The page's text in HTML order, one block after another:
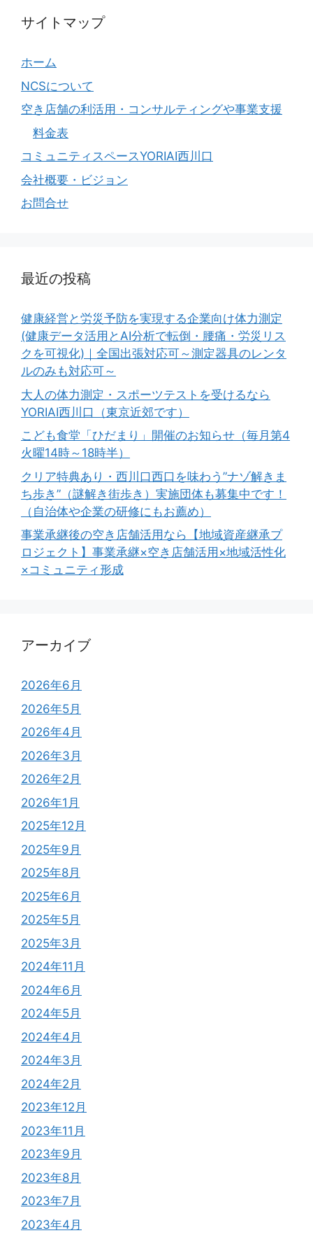
サイトマップ
ホーム
NCSについて
空き店舗の利活用・コンサルティングや事業支援
料金表
コミュニティスペースYORIAI西川口
会社概要・ビジョン
お問合せ
最近の投稿
健康経営と労災予防を実現する企業向け体力測定
(健康データ活用とAI分析で転倒・腰痛・労災リス
クを可視化)｜全国出張対応可～測定器具のレンタ
ルのみも対応可～
大人の体力測定・スポーツテストを受けるなら
YORIAI西川口（東京近郊です）
こども食堂「ひだまり」開催のお知らせ（毎月第4
火曜14時～18時半）
クリア特典あり・西川口西口を味わう”ナゾ解きま
ち歩き”（謎解き街歩き）実施団体も募集中です！
（自治体や企業の研修にもお薦め）
事業承継後の空き店舗活用なら【地域資産継承プ
ロジェクト】事業承継×空き店舗活用×地域活性化
×コミュニティ形成
アーカイブ
2026年6月
2026年5月
2026年4月
2026年3月
2026年2月
2026年1月
2025年12月
2025年9月
2025年8月
2025年6月
2025年5月
2025年3月
2024年11月
2024年6月
2024年5月
2024年4月
2024年3月
2024年2月
2023年12月
2023年11月
2023年9月
2023年8月
2023年7月
2023年4月